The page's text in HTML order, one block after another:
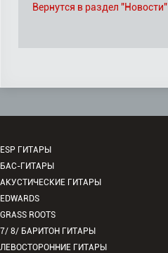
Вернутся в раздел "Новости"
ESP ГИТАРЫ
БАС-ГИТАРЫ
АКУСТИЧЕСКИЕ ГИТАРЫ
EDWARDS
GRASS ROOTS
7/ 8/ БАРИТОН ГИТАРЫ
ЛЕВОСТОРОННИЕ ГИТАРЫ